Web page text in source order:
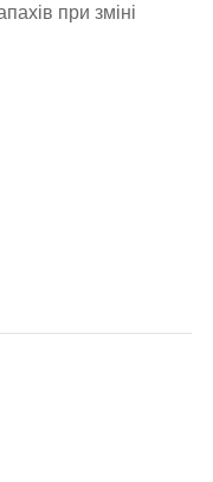
при зміні